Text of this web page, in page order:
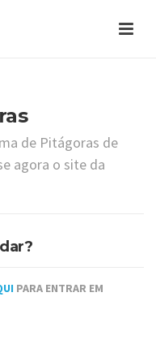
de Pitágoras de
agora o site da
PARA ENTRAR EM